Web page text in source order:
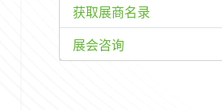
获取展商名录
展会咨询